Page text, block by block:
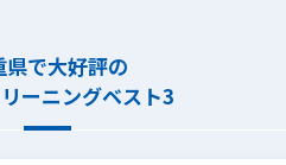
県で大好評の
ーニングベスト3